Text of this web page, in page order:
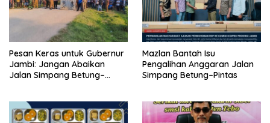
Pesan Keras untuk Gubernur
Jambi: Jangan Abaikan
Jalan Simpang Betung–
Mazlan Bantah Isu
Pengalihan Anggaran Jalan
Simpang Betung–Pintas